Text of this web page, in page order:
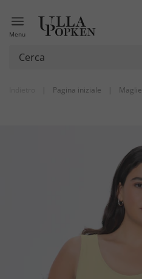
Menu
| Pagina iniziale | Maglie